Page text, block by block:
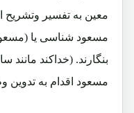
معین به تفسیر وتشریح
مسعود شناسی یا
بنگارند. (خداکند
مسعود اقدام به تدوین